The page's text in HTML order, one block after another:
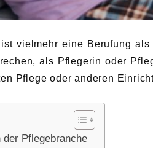
vielmehr eine Berufung
als Pflegerin oder
Pflege oder anderen
Pflegebranche